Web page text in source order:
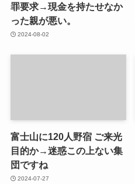
罪要求→現金を持たせなか
った親が悪い。
2024-08-02
富士山に120人野宿 ご来光
目的か→迷惑この上ない集
団ですね
2024-07-27